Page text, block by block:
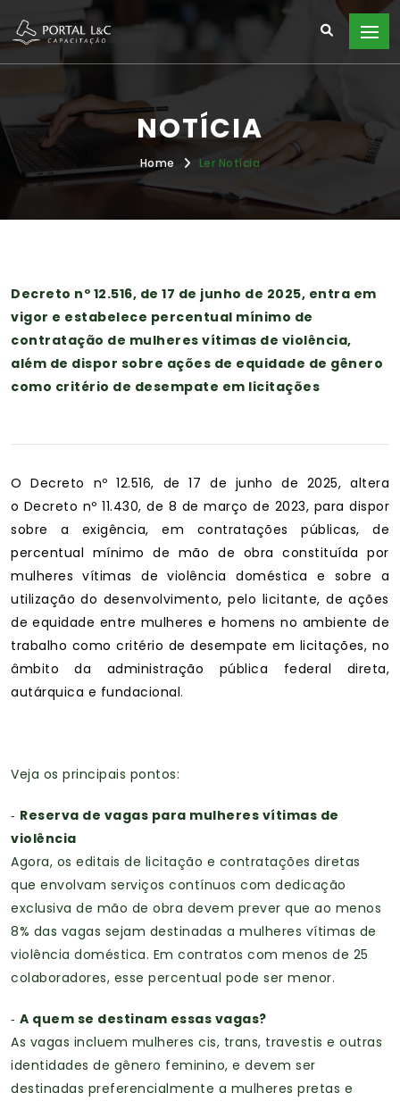
NOTÍCIA
Home Ler Notícia
Decreto nº 12.516, de 17 de junho de 2025, entra em
vigor e estabelece percentual mínimo de
contratação de mulheres vítimas de violência,
além de dispor sobre ações de equidade de gênero
como critério de desempate em licitações
O Decreto nº 12.516, de 17 de junho de 2025, altera
o Decreto nº 11.430, de 8 de março de 2023, para dispor
sobre a exigência, em contratações públicas, de
percentual mínimo de mão de obra constituída por
mulheres vítimas de violência doméstica e sobre a
utilização do desenvolvimento, pelo licitante, de ações
de equidade entre mulheres e homens no ambiente de
trabalho como critério de desempate em licitações, no
âmbito da administração pública federal direta,
autárquica e fundacional.
Veja os principais pontos:
- Reserva de vagas para mulheres vítimas de
violência
Agora, os editais de licitação e contratações diretas
que envolvam serviços contínuos com dedicação
exclusiva de mão de obra devem prever que ao menos
8% das vagas sejam destinadas a mulheres vítimas de
violência doméstica. Em contratos com menos de 25
colaboradores, esse percentual pode ser menor.
- A quem se destinam essas vagas?
As vagas incluem mulheres cis, trans, travestis e outras
identidades de gênero feminino, e devem ser
destinadas preferencialmente a mulheres pretas e